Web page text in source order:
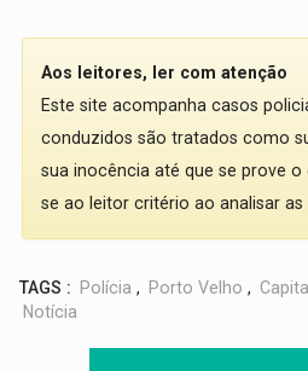
Aos leitores, ler com atenção
Este site acompanha casos
conduzidos são tratados como
sua inocência até que se prove
se ao leitor critério ao analisar as
TAGS : Polícia , Porto Velho , Capital
Notícia